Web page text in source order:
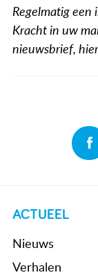
ACTUEEL
Nieuws
Verhalen
Regelmatig een
Kracht in uw
nieuwsbrief,